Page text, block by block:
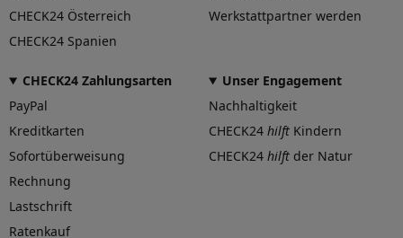
Fahrzeug wählen und Felgengutachten erhalten
Dimension
8
Größe (in Zoll)
Einpresstiefe (in mm)
46
Lochkreis (Anzahl der Löcher)
Lochkreis-Durchmesser (in mm)
CHECK24 Österreich
CHECK24 Spanien
Werkstattpartner werden
CHECK24 Zahlungsarten
PayPal
Kreditkarten
Sofortüberweisung
Rechnung
Lastschrift
Ratenkauf
Unser Engagement
Nachhaltigkeit
CHECK24 hilft Kindern
CHECK24 hilft der Natur